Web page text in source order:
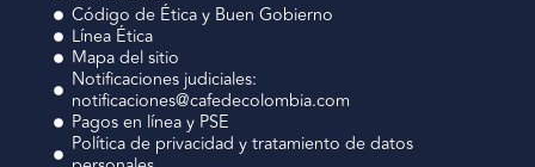
Código de Ética y Buen Gobierno
Línea Ética
Mapa del sitio
Notificaciones judiciales:
notificaciones@cafedecolombia.com
Pagos en línea y PSE
Política de privacidad y tratamiento de datos